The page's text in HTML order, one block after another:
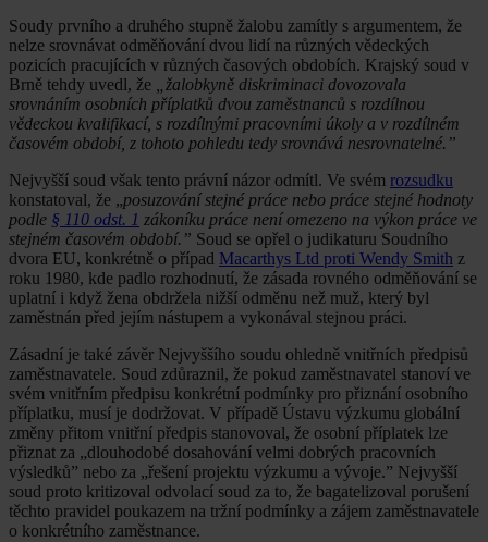
Soudy prvního a druhého stupně žalobu zamítly s argumentem, že
nelze srovnávat odměňování dvou lidí na různých vědeckých
pozicích pracujících v různých časových obdobích. Krajský soud v
Brně tehdy uvedl, že
„žalobkyně diskriminaci dovozovala
srovnáním osobních příplatků dvou zaměstnanců s rozdílnou
vědeckou kvalifikací, s rozdílnými pracovními úkoly a v rozdílném
časovém období, z tohoto pohledu tedy srovnává nesrovnatelné.”
Nejvyšší soud však tento právní názor odmítl. Ve svém rozsudku
konstatoval, že „posuzování stejné práce nebo práce stejné hodnoty
podle § 110 odst. 1 zákoníku práce není omezeno na výkon práce ve
stejném časovém období.” Soud se opřel o judikaturu Soudního
dvora EU, konkrétně o případ Macarthys Ltd proti Wendy Smith z
roku 1980, kde padlo rozhodnutí, že zásada rovného odměňování se
uplatní i když žena obdržela nižší odměnu než muž, který byl
zaměstnán před jejím nástupem a vykonával stejnou práci.
Zásadní je také závěr Nejvyššího soudu ohledně vnitřních předpisů
zaměstnavatele. Soud zdůraznil, že pokud zaměstnavatel stanoví ve
svém vnitřním předpisu konkrétní podmínky pro přiznání osobního
příplatku, musí je dodržovat. V případě Ústavu výzkumu globální
změny přitom vnitřní předpis stanovoval, že osobní příplatek lze
přiznat za „dlouhodobé dosahování velmi dobrých pracovních
výsledků” nebo za „řešení projektu výzkumu a vývoje.” Nejvyšší
soud proto kritizoval odvolací soud za to, že bagatelizoval porušení
těchto pravidel poukazem na tržní podmínky a zájem zaměstnavatele
o konkrétního zaměstnance.